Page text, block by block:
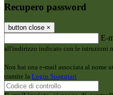
Recupero password
button close ×
E-
all'indirizzo indicato con le istruzioni
Non hai una e-mail associata al nome
tramite la Login Spaggiari